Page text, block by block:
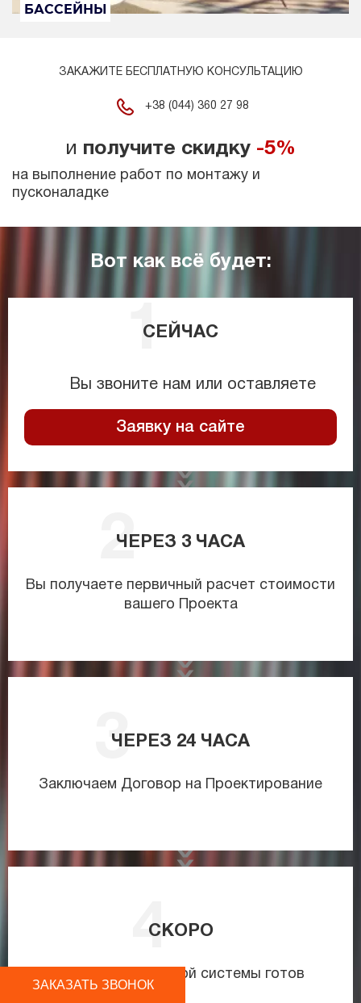
БАССЕЙНЫ
ЗАКАЖИТЕ БЕСПЛАТНУЮ КОНСУЛЬТАЦИЮ
+38 (044) 360 27 98
и получите скидку -5%
на выполнение работ по монтажу и
пусконаладке
Вот как всё будет:
СЕЙЧАС
Вы звоните нам или оставляете
Заявку на сайте
ЧЕРЕЗ 3 ЧАСА
Вы получаете первичный расчет стоимости
вашего Проекта
ЧЕРЕЗ 24 ЧАСА
Заключаем Договор на Проектирование
СКОРО
Проект инженерной системы готов
ЗАКАЗАТЬ ЗВОНОК